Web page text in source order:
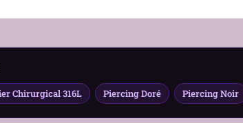
lobe
Chirurgical 316L Piercing Doré Piercing Noir